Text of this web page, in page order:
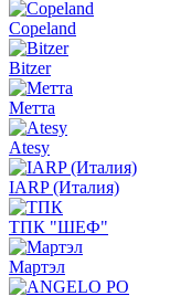
Copeland
Bitzer
Метта
Atesy
IARP (Италия)
ТПК "ШЕФ"
Мартэл